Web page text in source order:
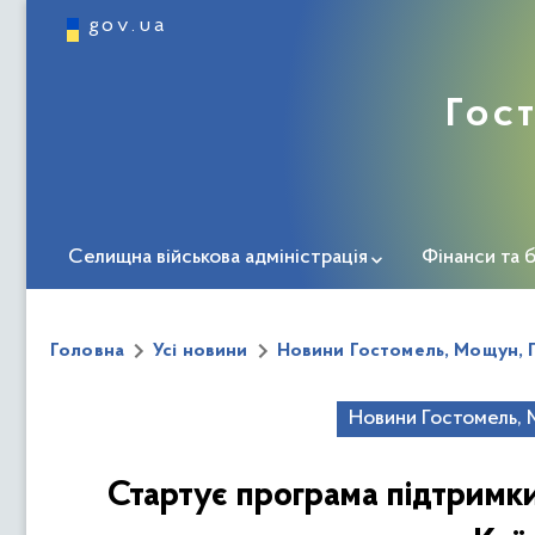
gov.ua
Селищна військова адміністрація Фінанси та
Дорожня карта ветерана Центр
Безбар'єрність Новини соціальної та
Головна Усі новини Новини Гостомель, Мощун,
Новини Гостомель,
Стартує програма